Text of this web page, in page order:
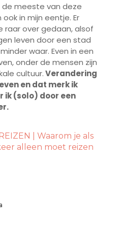
de meeste van deze
in mijn eentje. Er
over gedaan, alsof
leven door een stad
waar. Even in een
onder de mensen zijn
cultuur.Verandering
en dat merk ik
ik (solo) door een
| Waarom je als
alleen moet reizen